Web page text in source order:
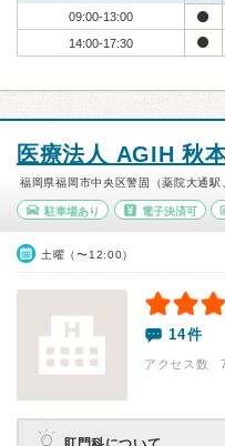
09:00-13:00
14:00-17:30
医療法人 AGIH 秋
福岡県福岡市中央区警固（薬院大通駅
駐車場あり 電子決済可
土曜（〜12:00）
14件
アクセス数